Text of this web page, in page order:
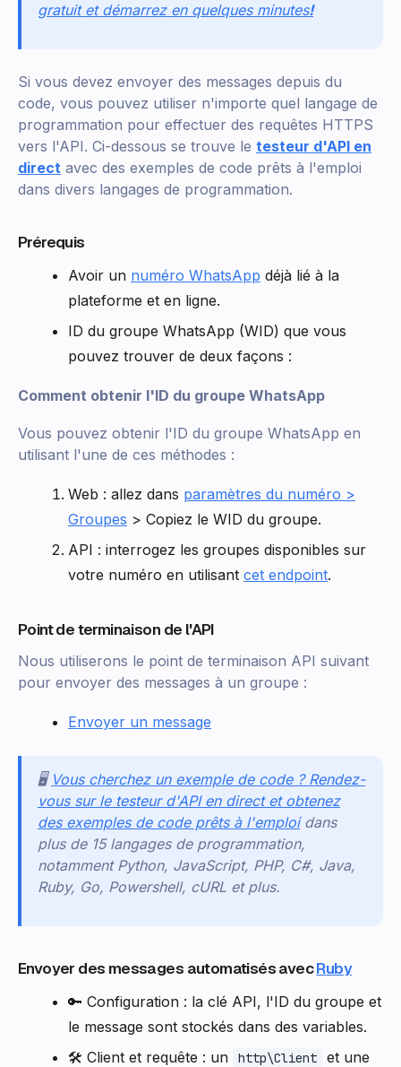
gratuit et démarrez en quelques minutes!
Si vous devez envoyer des messages depuis du
code, vous pouvez utiliser n'importe quel langage de
programmation pour effectuer des requêtes HTTPS
vers l'API. Ci-dessous se trouve le testeur d'API en
direct avec des exemples de code prêts à l'emploi
dans divers langages de programmation.
Prérequis
Avoir un numéro WhatsApp déjà lié à la
plateforme et en ligne.
ID du groupe WhatsApp (WID) que vous
pouvez trouver de deux façons :
Comment obtenir l'ID du groupe WhatsApp
Vous pouvez obtenir l'ID du groupe WhatsApp en
utilisant l'une de ces méthodes :
Web : allez dans paramètres du numéro >
Groupes > Copiez le WID du groupe.
API : interrogez les groupes disponibles sur
votre numéro en utilisant cet endpoint.
Point de terminaison de l'API
Nous utiliserons le point de terminaison API suivant
pour envoyer des messages à un groupe :
Envoyer un message
🖥️ Vous cherchez un exemple de code ? Rendez-
vous sur le testeur d'API en direct et obtenez
des exemples de code prêts à l'emploidans
plus de 15 langages de programmation,
notamment Python, JavaScript, PHP, C#, Java,
Ruby, Go, Powershell, cURL et plus.
Envoyer des messages automatisés avecRuby
🔑 Configuration : la clé API, l'ID du groupe et
le message sont stockés dans des variables.
🛠️ Client et requête : un
http\Client et une